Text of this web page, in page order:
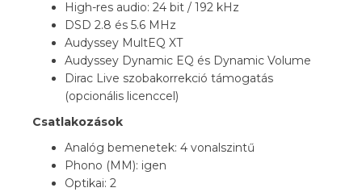
High-res audio: 24 bit / 192 kHz
DSD 2.8 és 5.6 MHz
Audyssey MultEQ XT
Audyssey Dynamic EQ és Dynamic Volume
Dirac Live szobakorrekció támogatás
(opcionális licenccel)
Csatlakozások
Analóg bemenetek: 4 vonalszintű
Phono (MM): igen
Optikai: 2